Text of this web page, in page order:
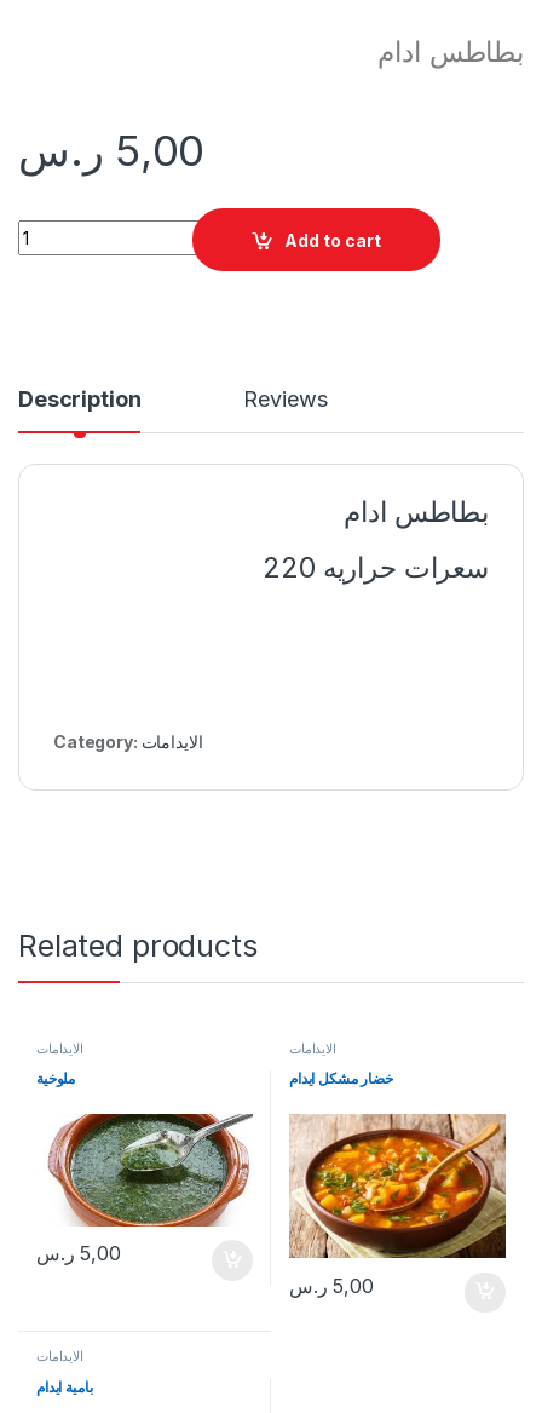
بطاطس ادام
5,00 ر.س
Add to cart
Description Reviews
بطاطس ادام
سعرات حراريه 220
Category: الايدامات
Related products
الايدامات
ملوخية
5,00 ر.س
الايدامات
خضار مشكل ايدام
5,00 ر.س
الايدامات
بامية ايدام